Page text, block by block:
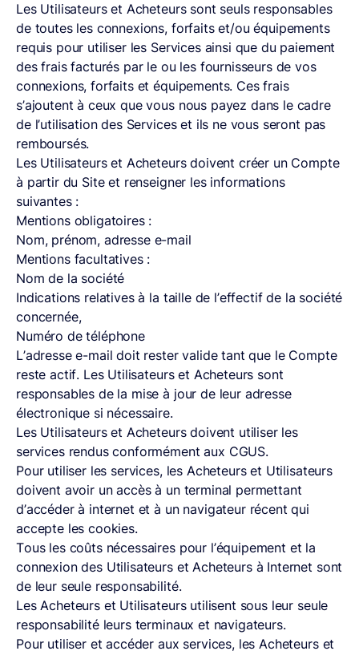
Les Utilisateurs et Acheteurs sont seuls responsables
de toutes les connexions, forfaits et/ou équipements
requis pour utiliser les Services ainsi que du paiement
des frais facturés par le ou les fournisseurs de vos
connexions, forfaits et équipements. Ces frais
s’ajoutent à ceux que vous nous payez dans le cadre
de l’utilisation des Services et ils ne vous seront pas
remboursés.
Les Utilisateurs et Acheteurs doivent créer un Compte
à partir du Site et renseigner les informations
suivantes :
Mentions obligatoires :
Nom, prénom, adresse e-mail
Mentions facultatives :
Nom de la société
Indications relatives à la taille de l’effectif de la société
concernée,
Numéro de téléphone
L’adresse e-mail doit rester valide tant que le Compte
reste actif. Les Utilisateurs et Acheteurs sont
responsables de la mise à jour de leur adresse
électronique si nécessaire.
Les Utilisateurs et Acheteurs doivent utiliser les
services rendus conformément aux CGUS.
Pour utiliser les services, les Acheteurs et Utilisateurs
doivent avoir un accès à un terminal permettant
d’accéder à internet et à un navigateur récent qui
accepte les cookies.
Tous les coûts nécessaires pour l’équipement et la
connexion des Utilisateurs et Acheteurs à Internet sont
de leur seule responsabilité.
Les Acheteurs et Utilisateurs utilisent sous leur seule
responsabilité leurs terminaux et navigateurs.
Pour utiliser et accéder aux services, les Acheteurs et